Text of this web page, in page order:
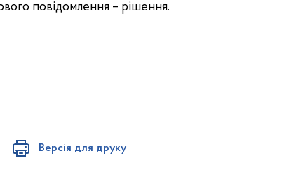
повідомлення – рішення.
Версія для друку